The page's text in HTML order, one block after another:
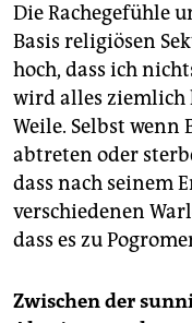
Die Rachegefühle
Basis religiösen
hoch, dass ich
wird alles ziemlich
Weile. Selbst
abtreten oder
dass nach seinem
verschiedenen
dass es zu
Zwischen der